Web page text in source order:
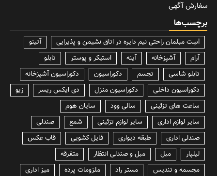
سفارش آگهی
برچسب‌ها
lسِت مبلمان راحتی نیم دایره در اتاق نشیمن و پذیرایی
آتینو
آرام
آشپزخانه آینه استیکر و پوستر
تابلو
تابلو شاسی
تجسم دکوراسیون
دکوراسیون آشپزخانه
دکوراسیون داخلی
دکوراسیون منزل دی ایکس ریسر
زیو
ساعت های تزئینی
سالی وود
سایان هوم
سایر لوازم اداری
سایر لوازم تزئینی شمع
صندلی
صندلی اداری
طبقه دیواری فایل کشویی
قاب عکس
لیلپار
مبل مبل و صندلی انتظار
متفرقه
مجسمه و تندیس
مستر راد ملزومات پرده
میز اداری